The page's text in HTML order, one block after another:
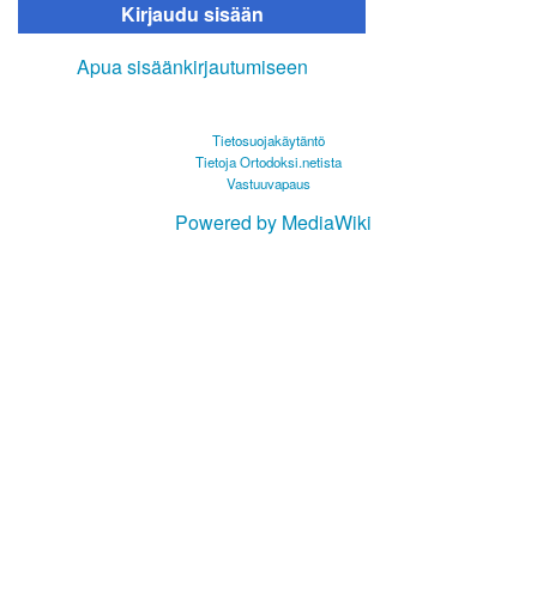
Kirjaudu sisään
Apua sisäänkirjautumiseen
Tietosuojakäytäntö
Tietoja Ortodoksi.netista
Vastuuvapaus
Powered by MediaWiki